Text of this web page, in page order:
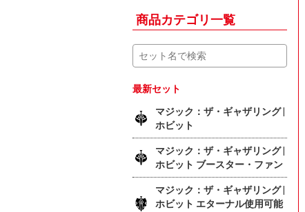
商品カテゴリ一覧